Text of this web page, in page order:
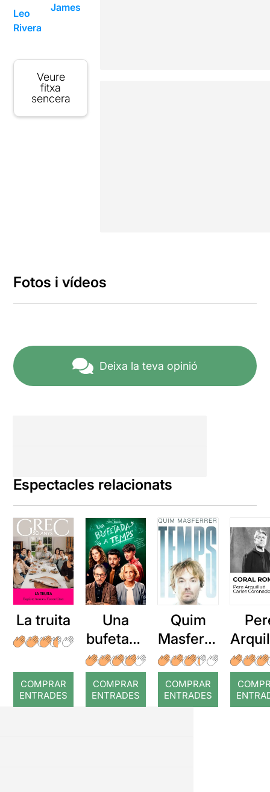
Leo
Rivera
James
Veure
fitxa
sencera
Fotos i vídeos
Deixa la teva opinió
Espectacles relacionats
La truita
COMPRAR
ENTRADES
Una
bufetada
a temps
COMPRAR
ENTRADES
Quim
Masferre
r: Temps
COMPRAR
ENTRADES
: